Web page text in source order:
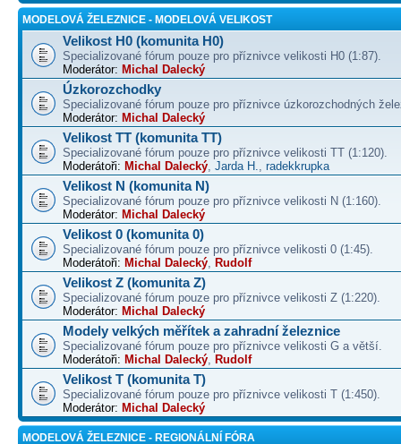
MODELOVÁ ŽELEZNICE - MODELOVÁ VELIKOST
Velikost H0 (komunita H0)
Specializované fórum pouze pro příznivce velikosti H0 (1:87).
Moderátor: Michal Dalecký
Úzkorozchodky
Specializované fórum pouze pro příznivce úzkorozchodných
Moderátor: Michal Dalecký
Velikost TT (komunita TT)
Specializované fórum pouze pro příznivce velikosti TT (1:120).
Moderátoři: Michal Dalecký, Jarda H., radekkrupka
Velikost N (komunita N)
Specializované fórum pouze pro příznivce velikosti N (1:160).
Moderátor: Michal Dalecký
Velikost 0 (komunita 0)
Specializované fórum pouze pro příznivce velikosti 0 (1:45).
Moderátoři: Michal Dalecký, Rudolf
Velikost Z (komunita Z)
Specializované fórum pouze pro příznivce velikosti Z (1:220).
Moderátor: Michal Dalecký
Modely velkých měřítek a zahradní železnice
Specializované fórum pouze pro příznivce velikosti G a větší.
Moderátoři: Michal Dalecký, Rudolf
Velikost T (komunita T)
Specializované fórum pouze pro příznivce velikosti T (1:450).
Moderátor: Michal Dalecký
MODELOVÁ ŽELEZNICE - REGIONÁLNÍ FÓRA